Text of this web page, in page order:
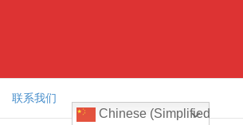
联系我们
Chinese (Simplified)